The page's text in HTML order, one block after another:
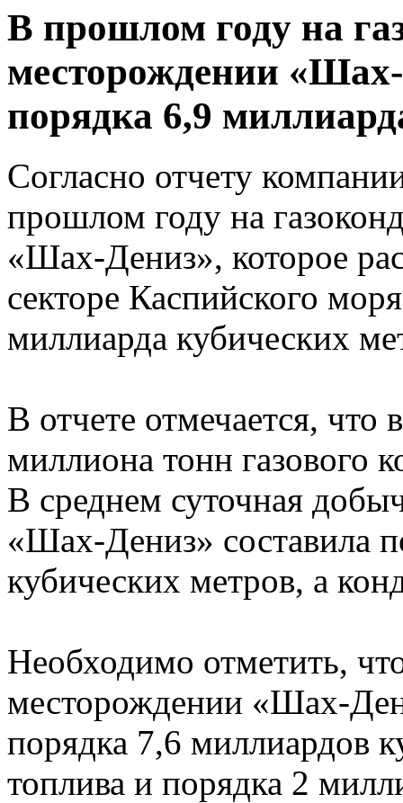
В прошлом году на
месторождении
порядка 6,9
Согласно отчету
прошлом году на
«Шах-Дениз», которое
секторе Каспийского
миллиарда кубических
В отчете отмечается,
миллиона тонн газового
В среднем суточная
«Шах-Дениз» составила
кубических метров, а
Необходимо отметить,
месторождении «Шах-
порядка 7,6 миллиардов
топлива и порядка 2